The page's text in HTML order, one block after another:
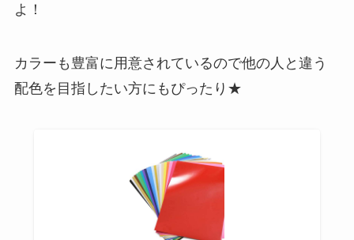
よ！
カラーも豊富に用意されているので他の人と違う
配色を目指したい方にもぴったり★